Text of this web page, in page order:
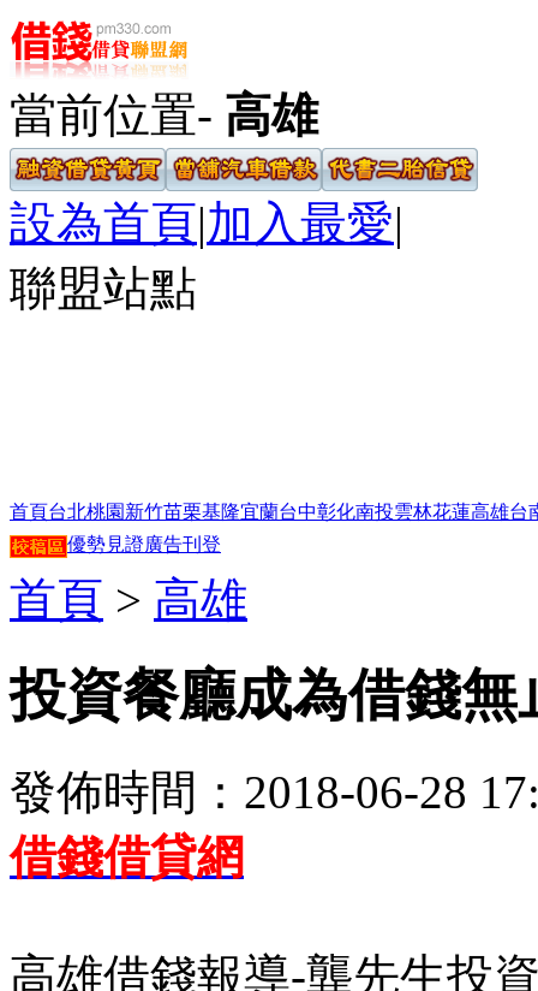
當前位置- 高雄
設為首頁|加入最愛|
聯盟站點
首頁台北桃園 新竹苗栗基隆宜蘭台中彰化南投雲林花蓮高雄台
優勢見證廣告刊登
首頁 > 高雄
投資餐廳成為借錢無
發佈時間：2018-06-28
借錢借貸網
高雄借錢報導-龔先生投